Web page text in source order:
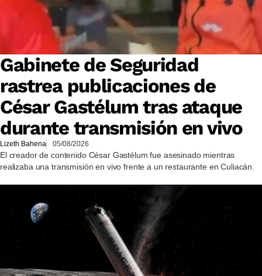
Gabinete de Seguridad
rastrea publicaciones de
César Gastélum tras ataque
durante transmisión en vivo
Lizeth Bahena 05/08/2026
El creador de contenido César Gastélum fue asesinado mientras
realizaba una transmisión en vivo frente a un restaurante en Culiacán.